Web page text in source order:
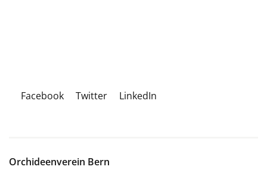
Facebook Twitter LinkedIn
Orchideenverein Bern